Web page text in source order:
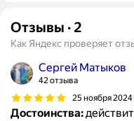
Отзывы · 2
Как Яндекс проверяет
Сергей Матыков
42 отзыва
25 ноября 2024
Достоинства: